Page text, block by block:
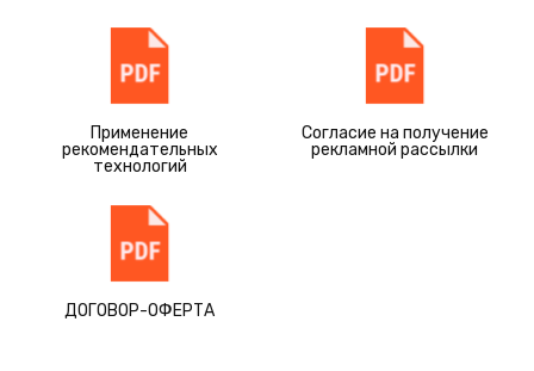
Применение
рекомендательных
технологий
Согласие на получение
рекламной рассылки
ДОГОВОР-ОФЕРТА